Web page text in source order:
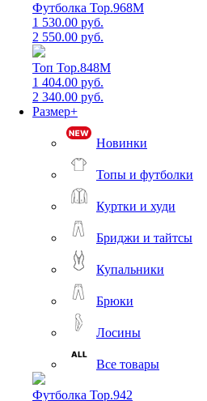
Футболка Top.968M
1 530.00 руб.
2 550.00 руб.
Топ Top.848M
1 404.00 руб.
2 340.00 руб.
Размер+
Новинки
Топы и футболки
Куртки и худи
Бриджи и тайтсы
Купальники
Брюки
Лосины
Все товары
Футболка Top.942